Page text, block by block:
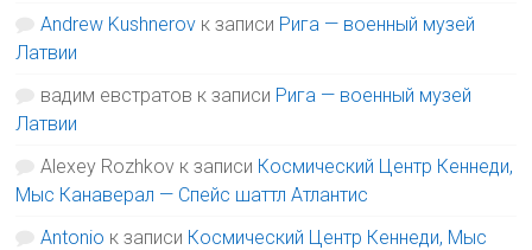
Andrew Kushnerov к записи Рига — военный музей
Латвии
вадим евстратов к записи Рига — военный музей
Латвии
Alexey Rozhkov к записи Космический Центр Кеннеди,
Мыс Канаверал — Спейс шаттл Атлантис
Antonio к записи Космический Центр Кеннеди, Мыс